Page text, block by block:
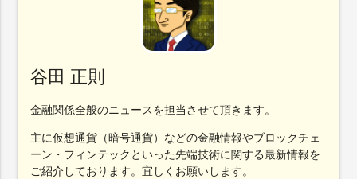
谷田 正則
金融関係全般のニュースを担当させて頂きます。
主に仮想通貨（暗号通貨）などの金融情報やブロックチェ
ーン・フィンテックといった先端技術に関する最新情報を
ご紹介しております。宜しくお願いします。